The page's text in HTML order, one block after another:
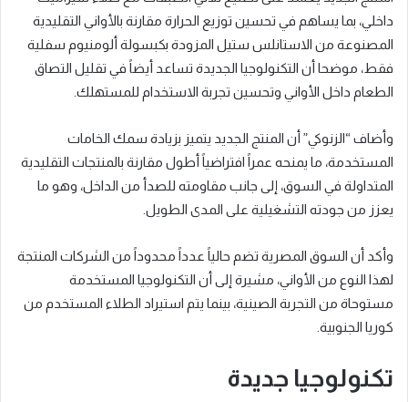
داخلي، بما يساهم في تحسين توزيع الحرارة مقارنة بالأواني التقليدية
المصنوعة من الاستانلس ستيل المزودة بكبسولة ألومنيوم سفلية
فقط، موضحا أن التكنولوجيا الجديدة تساعد أيضاً في تقليل التصاق
الطعام داخل الأواني وتحسين تجربة الاستخدام للمستهلك.
وأضاف “الزنوكي” أن المنتج الجديد يتميز بزيادة سمك الخامات
المستخدمة، ما يمنحه عمراً افتراضياً أطول مقارنة بالمنتجات التقليدية
المتداولة في السوق، إلى جانب مقاومته للصدأ من الداخل، وهو ما
يعزز من جودته التشغيلية على المدى الطويل.
وأكد أن السوق المصرية تضم حالياً عدداً محدوداً من الشركات المنتجة
لهذا النوع من الأواني، مشيرة إلى أن التكنولوجيا المستخدمة
مستوحاة من التجربة الصينية، بينما يتم استيراد الطلاء المستخدم من
كوريا الجنوبية.
تكنولوجيا جديدة